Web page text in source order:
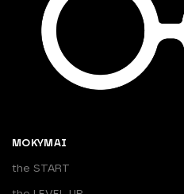
MOKYMAI
the START